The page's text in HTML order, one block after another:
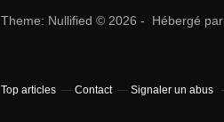
Theme: Nullified © 2026 - Hébergé par
Top articles Contact Signaler un abus